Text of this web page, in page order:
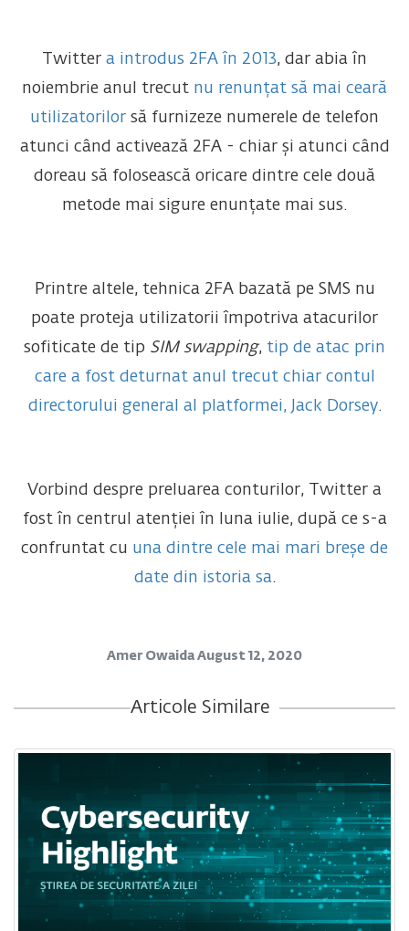
Twitter a introdus 2FA în 2013, dar abia în
noiembrie anul trecut nu renunțat să mai ceară
utilizatorilor să furnizeze numerele de telefon
atunci când activează 2FA - chiar și atunci când
doreau să folosească oricare dintre cele două
metode mai sigure enunțate mai sus.
Printre altele, tehnica 2FA bazată pe SMS nu
poate proteja utilizatorii împotriva atacurilor
sofiticate de tip SIM swapping, tip de atac prin
care a fost deturnat anul trecut chiar contul
directorului general al platformei, Jack Dorsey.
Vorbind despre preluarea conturilor, Twitter a
fost în centrul atenției în luna iulie, după ce s-a
confruntat cu una dintre cele mai mari breșe de
date din istoria sa.
Amer Owaida August 12, 2020
Articole Similare